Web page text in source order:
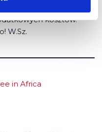
kosztów.
W.Sz.
in Africa